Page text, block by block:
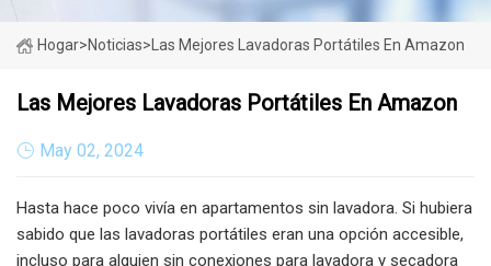
Hogar>Noticias> Las Mejores Lavadoras Portátiles En Amazon
Las Mejores Lavadoras Portátiles En Amazon
May 02, 2024
Hasta hace poco vivía en apartamentos sin lavadora. Si hubiera
sabido que las lavadoras portátiles eran una opción accesible,
incluso para alguien sin conexiones para lavadora y secadora